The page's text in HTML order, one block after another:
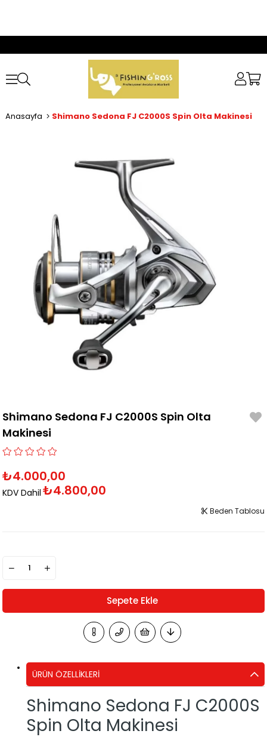
Anasayfa Shimano Sedona FJ C2000S Spin Olta Makinesi
Shimano Sedona FJ C2000S Spin Olta
Makinesi
₺4.000,00
KDV Dahil ₺4.800,00
Beden Tablosu
ÜRÜN ÖZELLIKLERI
Shimano Sedona FJ C2000S
Spin Olta Makinesi